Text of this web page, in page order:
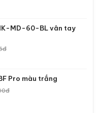
MD-60-BL vân tay
Pro màu trắng